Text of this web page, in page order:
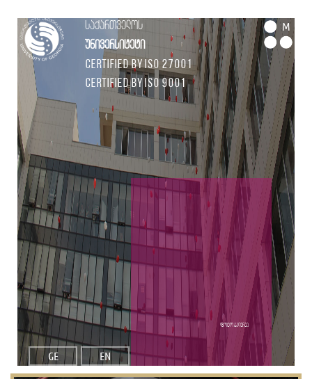
საქართველოს
უნივერსიტეტი
Certified by ISO 27001
Certified by ISO 9001
M
GE EN
ფოტო გალერეა